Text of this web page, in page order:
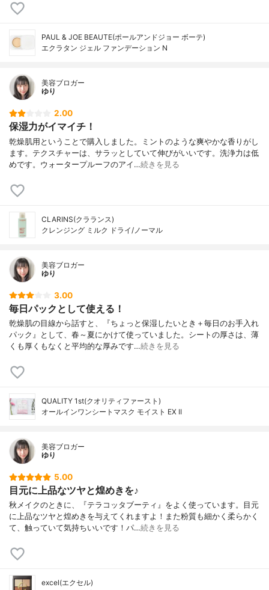
PAUL & JOE BEAUTE(ポールアンドジョー ボーテ)
エクラタン ジェル ファンデーション N
美容ブロガー
ゆり
2.00
保湿力がイマイチ！
乾燥肌用ということで購入しました。ミントのような爽やかな香りがし
ます。テクスチャーは、サラッとしていて伸びがいいです。洗浄力は低
めです。ウォータープルーフのアイ…続きを見る
CLARINS(クラランス)
クレンジング ミルク ドライ/ノーマル
美容ブロガー
ゆり
3.00
毎日パックとして使える！
乾燥肌の目線から話すと、『ちょっと保湿したいとき＋毎日のお手入れ
パック』として、春～夏にかけて使っていました。シートの厚さは、薄
くも厚くもなくと平均的な厚みです…続きを見る
QUALITY 1st(クオリティファースト)
オールインワンシートマスク モイスト EX II
美容ブロガー
ゆり
5.00
目元に上品なツヤと煌めきを♪
秋メイクのときに、『テラコッタブーティ』をよく使っています。目元
に上品なツヤと煌めきを与えてくれますよ！また粉質も細かく柔らかく
て、触っていて気持ちいいです！パ…続きを見る
excel(エクセル)